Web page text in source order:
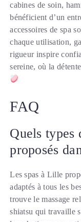
cabines de soin,
bénéficient d’un
accessoires de spa
chaque utilisation,
rigueur inspire
sereine, où la
FAQ
Quels types
proposés
Les spas à Lille
adaptés à tous les
trouve le massage
shiatsu qui travaille